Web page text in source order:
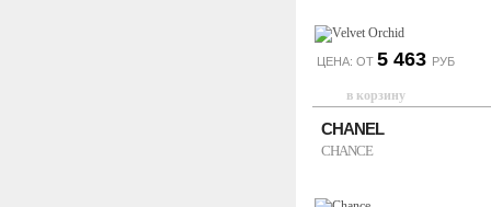
ЦЕНА: ОТ 5 463 РУБ
CHANEL
CHANCE